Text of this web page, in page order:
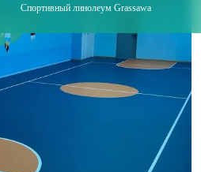
Спортивный линолеум Grassawa